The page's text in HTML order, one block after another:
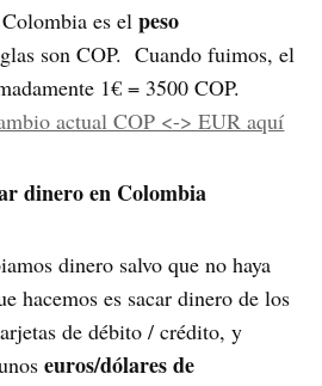
es elpeso
son COP. Cuando fuimos, el
1€ = 3500 COP.
actual COP <-> EUR aquí
dinero en Colombia
dinero salvo que no haya
hacemos es sacar dinero de los
de débito / crédito, y
euros/dólares de